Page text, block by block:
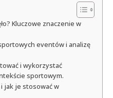
Kluczowe znaczenie w
eventów i analizę
i wykorzystać
sportowym.
i jak je stosować w